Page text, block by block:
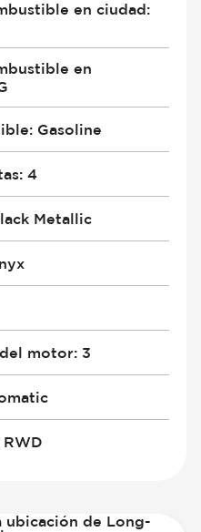
en ciudad:
en
: Gasoline
: 4
Metallic
motor: 3
RWD